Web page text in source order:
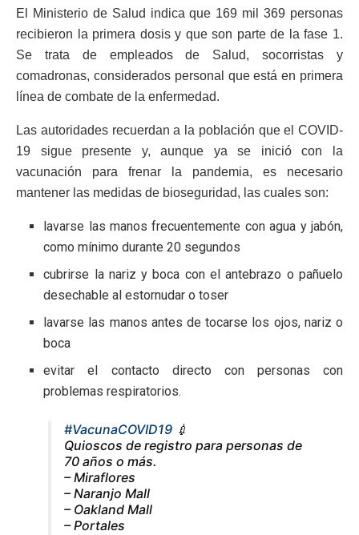
El Ministerio de Salud indica que 169 mil 369 personas
recibieron la primera dosis y que son parte de la fase 1.
Se trata de empleados de Salud, socorristas y
comadronas, considerados personal que está en primera
línea de combate de la enfermedad.
Las autoridades recuerdan a la población que el COVID-
19 sigue presente y, aunque ya se inició con la
vacunación para frenar la pandemia, es necesario
mantener las medidas de bioseguridad, las cuales son:
lavarse las manos frecuentemente con agua y jabón,
como mínimo durante 20 segundos
cubrirse la nariz y boca con el antebrazo o pañuelo
desechable al estornudar o toser
lavarse las manos antes de tocarse los ojos, nariz o
boca
evitar el contacto directo con personas con
problemas respiratorios.
#VacunaCOVID19 💉
Quioscos de registro para personas de
70 años o más.
– Miraflores
– Naranjo Mall
– Oakland Mall
– Portales